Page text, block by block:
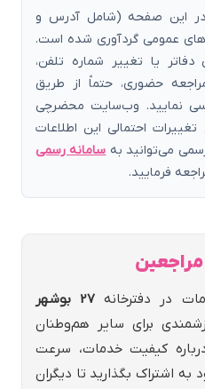
در این صفحه (شامل آدرس و
عمومی گردآوری شده است.
یا تغییر شماره تلفن،
حضوری، حتماً از طریق
نمایید. وب‌سایت محضرچی
احتمالی این اطلاعات
می‌توانید بهسامانه رسمی
فرمایید.
در دفترخانه 27 بوشهر
برای سایر هم‌وطنان
کیفیت خدمات، سرعت
اشتراک بگذارید تا دیگران